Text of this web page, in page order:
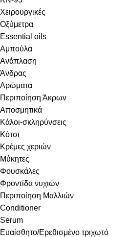
Χειρουργικές
Οξύμετρα
Essential oils
Αμπούλα
Ανάπλαση
Άνδρας
Αρώματα
Περιποίηση Άκρων
Αποσμητικά
Κάλοι-σκληρύνσεις
Κότσι
Κρέμες χεριών
Μύκητες
Φουσκάλες
Φροντίδα νυχιών
Περιποίηση Μαλλιών
Conditioner
Serum
Ευαίσθητο/Ερεθισμένο τριχωτό